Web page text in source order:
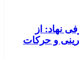
نهاد: از
و حرکات